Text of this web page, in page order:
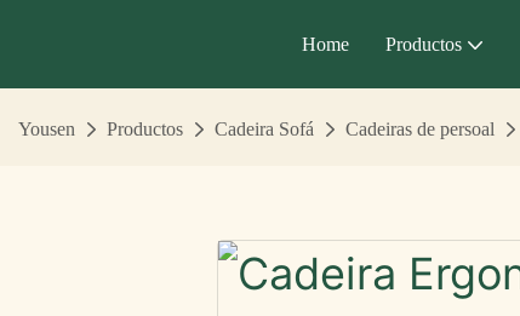
Home Productos
Yousen Productos Cadeira Sofá Cadeiras de persoal